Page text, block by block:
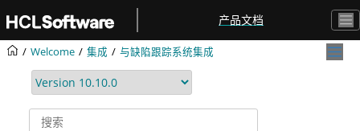
产品文档
Welcome 集成 与缺陷跟踪系统集成